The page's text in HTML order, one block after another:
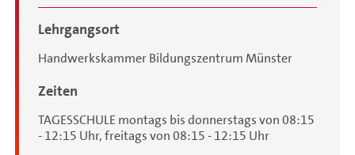
Lehrgangsort
Handwerkskammer Bildungszentrum Münster
Zeiten
TAGESSCHULE montags bis donnerstags von 08:15
- 12:15 Uhr, freitags von 08:15 - 12:15 Uhr